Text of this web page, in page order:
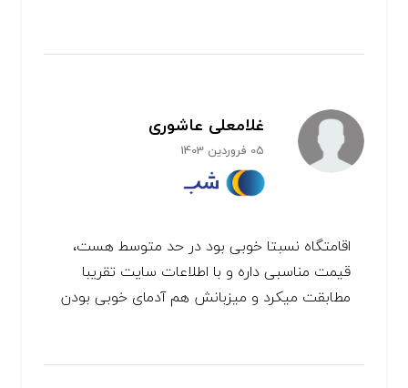
غلامعلی عاشوری
05 فروردین 1403
اقامتگاه نسبتا خوبی بود در حد متوسط هست،
قیمت مناسبی داره و با اطلاعات سایت تقریبا
مطابقت میکرد و میزبانش هم آدمای خوبی بودن